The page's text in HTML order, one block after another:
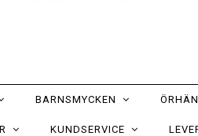
BARNSMYCKEN
KUNDSERVICE